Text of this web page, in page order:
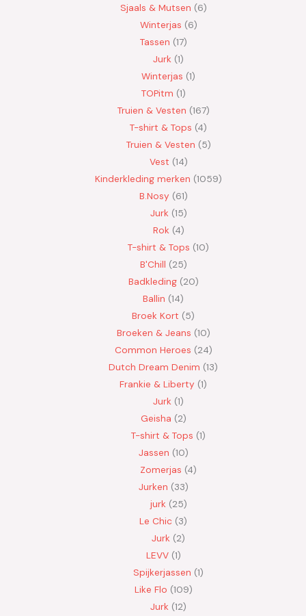
Sjaals & Mutsen 6
Winterjas 6
Tassen 17
Jurk 1
Winterjas 1
TOPitm 1
Truien & Vesten 167
T-shirt & Tops 4
Truien & Vesten 5
Vest 14
Kinderkleding merken 1059
B.Nosy 61
Jurk 15
Rok 4
T-shirt & Tops 10
B'Chill 25
Badkleding 20
Ballin 14
Broek Kort 5
Broeken & Jeans 10
Common Heroes 24
Dutch Dream Denim 13
Frankie & Liberty 1
Jurk 1
Geisha 2
T-shirt & Tops 1
Jassen 10
Zomerjas 4
Jurken 33
jurk 25
Le Chic 3
Jurk 2
LEVV 1
Spijkerjassen 1
Like Flo 109
Jurk 12